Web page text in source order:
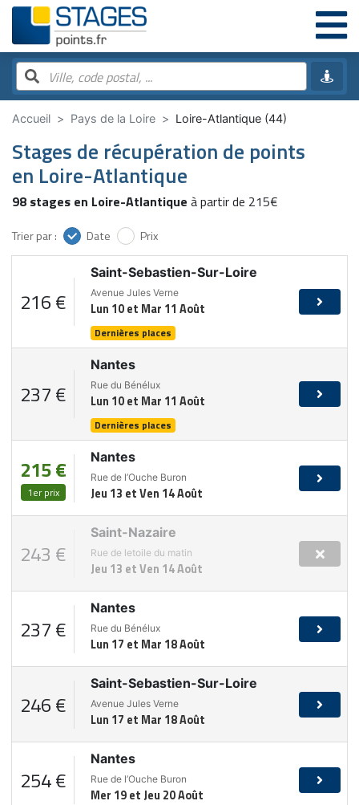
Accueil Pays de la Loire Loire-Atlantique (44)
Stages de récupération de points
en Loire-Atlantique
98 stages en Loire-Atlantique à partir de 215€
Trier par : Date Prix
216 €
Saint-Sebastien-Sur-Loire
Avenue Jules Verne
Lun 10 et Mar 11 Août
Dernières places
237 €
Nantes
Rue du Bénélux
Lun 10 et Mar 11 Août
Dernières places
215 €
1er prix
Nantes
Rue de l’Ouche Buron
Jeu 13 et Ven 14 Août
243 €
Saint-Nazaire
Rue de letoile du matin
Jeu 13 et Ven 14 Août
237 €
Nantes
Rue du Bénélux
Lun 17 et Mar 18 Août
246 €
Saint-Sebastien-Sur-Loire
Avenue Jules Verne
Lun 17 et Mar 18 Août
254 €
Nantes
Rue de l’Ouche Buron
Mer 19 et Jeu 20 Août